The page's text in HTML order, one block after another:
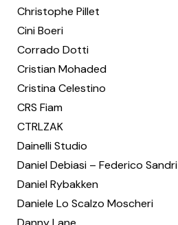
Christophe Pillet
Cini Boeri
Corrado Dotti
Cristian Mohaded
Cristina Celestino
CRS Fiam
CTRLZAK
Dainelli Studio
Daniel Debiasi – Federico Sandri
Daniel Rybakken
Daniele Lo Scalzo Moscheri